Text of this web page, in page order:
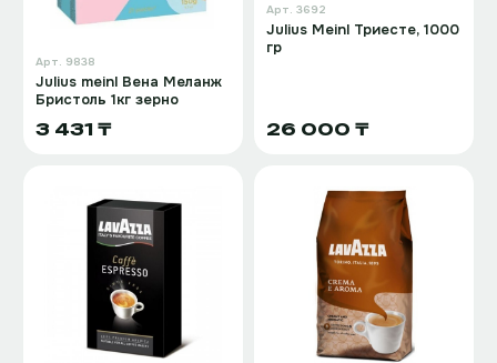
Арт. 9838
Julius meinl Вена Меланж
Бристоль 1кг зерно
3 431 ₸
Арт. 3692
Julius Meinl Триесте, 1000
гр
26 000 ₸